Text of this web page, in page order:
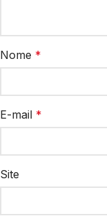
Nome *
E-mail *
Site